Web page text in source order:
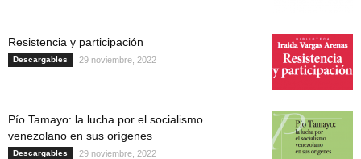
Resistencia y participación
Descargables 29 noviembre, 2022
Pío Tamayo: la lucha por el socialismo
venezolano en sus orígenes
Descargables 29 noviembre, 2022